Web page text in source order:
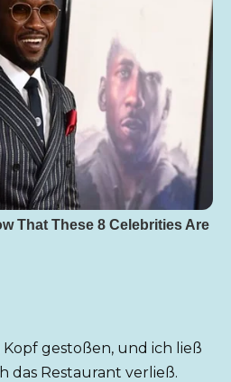
gestoßen, und ich ließ
das Restaurant verließ.